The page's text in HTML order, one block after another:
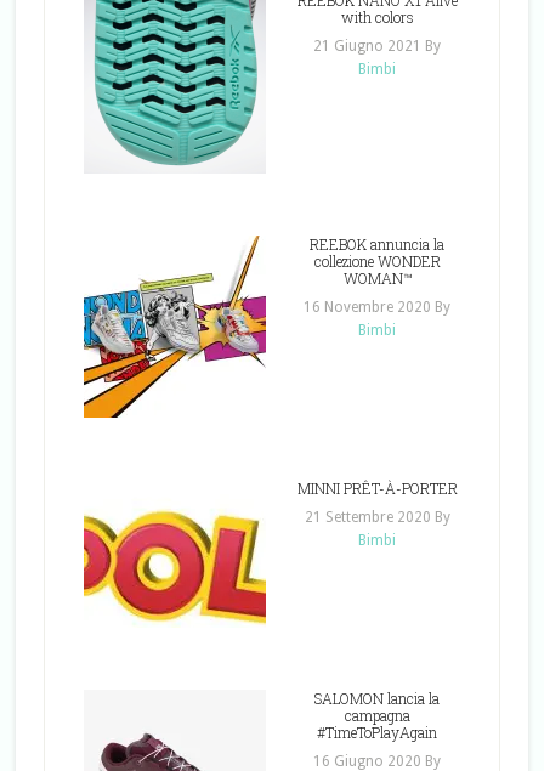
with colors
21 Giugno 2021 By
Bimbi
REEBOK annuncia la
collezione WONDER
WOMAN™
16 Novembre 2020 By
Bimbi
MINNI PRÊT-À-PORTER
21 Settembre 2020 By
Bimbi
SALOMON lancia la
campagna
#TimeToPlayAgain
16 Giugno 2020 By